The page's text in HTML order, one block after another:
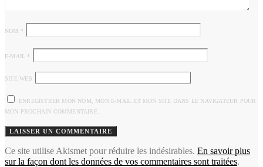
NOM *
E-MAIL *
SITE WEB
ENREGISTRER MON NOM, MON E-MAIL ET MON SITE DANS LE NAVIGATEUR POUR
MON PROCHAIN COMMENTAIRE.
Ce site utilise Akismet pour réduire les indésirables. En savoir plus
sur la façon dont les données de vos commentaires sont traitées.